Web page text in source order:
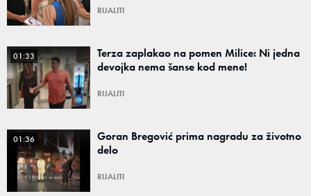
RIJALITI
01:33
Terza zaplakao na pomen Milice: Ni jedna
devojka nema šanse kod mene!
RIJALITI
01:36
Goran Bregović prima nagradu za životno
delo
RIJALITI